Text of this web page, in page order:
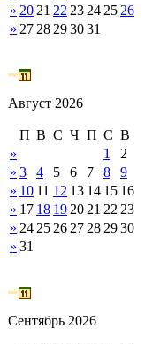
» 20 21 22 23 24 25 26
» 27 28 293031
Август 2026
П В С Ч П С В
»
1
2
» 3 4 5 6 7 8
9
» 10 11 12 13 14 15 16
» 17 18 19 20 21 22 23
» 24 25 26 27 28 2930
» 31
Сентябрь 2026